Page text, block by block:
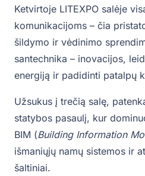
Ketvirtoje LITEXPO salėje
komunikacijoms – čia
šildymo ir vėdinimo
santechnika – inovacijos,
energiją ir padidinti patalpų
Užsukus į trečią salę,
statybos pasaulį, kur
BIM (Building Information
išmaniųjų namų sistemos ir
šaltiniai.